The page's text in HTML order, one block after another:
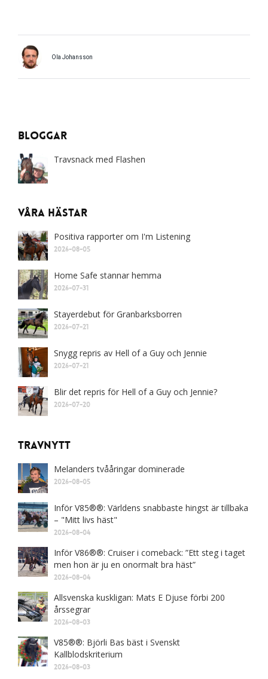
Ola Johansson
Bloggar
Travsnack med Flashen
Våra Hästar
Positiva rapporter om I'm Listening
2026-08-05
Home Safe stannar hemma
2026-07-31
Stayerdebut för Granbarksborren
2026-07-21
Snygg repris av Hell of a Guy och Jennie
2026-07-21
Blir det repris för Hell of a Guy och Jennie?
2026-07-20
Travnytt
Melanders tvååringar dominerade
2026-08-05
Inför V85®®: Världens snabbaste hingst är tillbaka
– "Mitt livs häst"
2026-08-04
Inför V86®®: Cruiser i comeback: ”Ett steg i taget
men hon är ju en onormalt bra häst”
2026-08-04
Allsvenska kuskligan: Mats E Djuse förbi 200
årssegrar
2026-08-03
V85®®: Björli Bas bäst i Svenskt
Kallblodskriterium
2026-08-03